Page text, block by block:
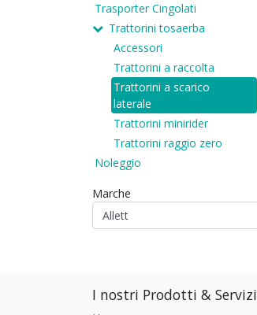
Trasporter Cingolati
Trattorini tosaerba
Accessori
Trattorini a raccolta
Trattorini a scarico
laterale
Trattorini minirider
Trattorini raggio zero
Noleggio
Marche
I nostri Prodotti & Servizi